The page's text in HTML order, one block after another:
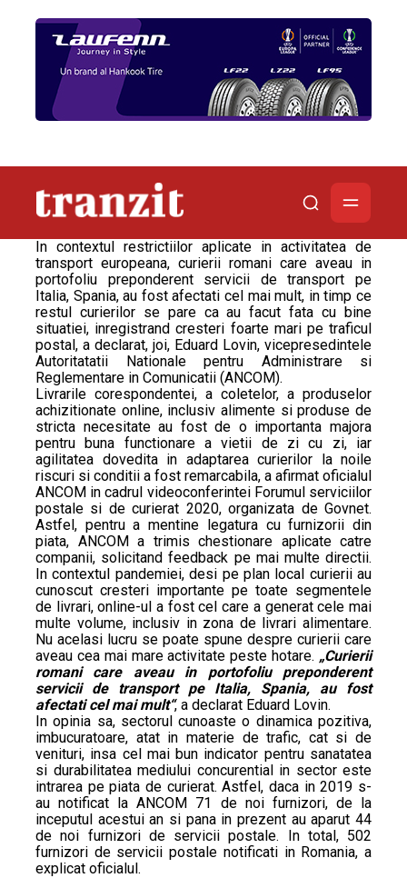
In contextul restrictiilor aplicate in activitatea de
transport europeana, curierii romani care aveau in
portofoliu preponderent servicii de transport pe
Italia, Spania, au fost afectati cel mai mult, in timp ce
restul curierilor se pare ca au facut fata cu bine
situatiei, inregistrand cresteri foarte mari pe traficul
postal, a declarat, joi, Eduard Lovin, vicepresedintele
Autoritatatii Nationale pentru Administrare si
Reglementare in Comunicatii (ANCOM).
Livrarile corespondentei, a coletelor, a produselor
achizitionate online, inclusiv alimente si produse de
stricta necesitate au fost de o importanta majora
pentru buna functionare a vietii de zi cu zi, iar
agilitatea dovedita in adaptarea curierilor la noile
riscuri si conditii a fost remarcabila, a afirmat oficialul
ANCOM in cadrul videoconferintei Forumul serviciilor
postale si de curierat 2020, organizata de Govnet.
Astfel, pentru a mentine legatura cu furnizorii din
piata, ANCOM a trimis chestionare aplicate catre
companii, solicitand feedback pe mai multe directii.
In contextul pandemiei, desi pe plan local curierii au
cunoscut cresteri importante pe toate segmentele
de livrari, online-ul a fost cel care a generat cele mai
multe volume, inclusiv in zona de livrari alimentare.
Nu acelasi lucru se poate spune despre curierii care
aveau cea mai mare activitate peste hotare. „Curierii
romani care aveau in portofoliu preponderent
servicii de transport pe Italia, Spania, au fost
afectati cel mai mult“, a declarat Eduard Lovin.
In opinia sa, sectorul cunoaste o dinamica pozitiva,
imbucuratoare, atat in materie de trafic, cat si de
venituri, insa cel mai bun indicator pentru sanatatea
si durabilitatea mediului concurential in sector este
intrarea pe piata de curierat. Astfel, daca in 2019 s-
au notificat la ANCOM 71 de noi furnizori, de la
inceputul acestui an si pana in prezent au aparut 44
de noi furnizori de servicii postale. In total, 502
furnizori de servicii postale notificati in Romania, a
explicat oficialul.